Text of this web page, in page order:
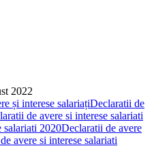
2022
și interese salariațiDeclaratii de
de avere si interese salariati
salariati 2020Declaratii de avere
avere si interese salariati